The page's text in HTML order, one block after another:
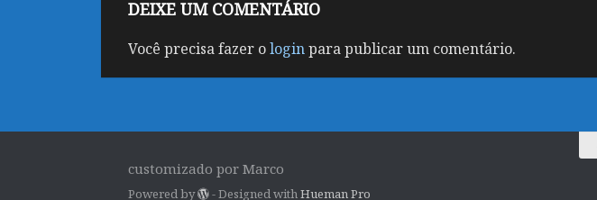
DEIXE UM COMENTÁRIO
Você precisa fazer ologinpara publicar um comentário.
customizado por Marco
Powered by - Designed withHueman Pro